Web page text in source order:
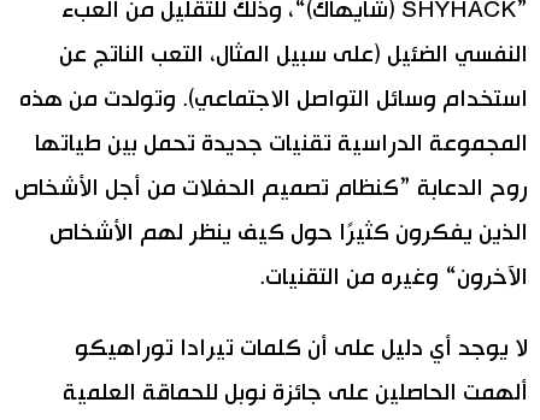
”SHYHACK (شايهاك)“، وذلك للتقليل من العبء
النفسي الضئيل (على سبيل المثال، التعب الناتج عن
استخدام وسائل التواصل الاجتماعي). وتولدت من هذه
المجموعة الدراسية تقنيات جديدة تحمل بين طياتها
روح الدعابة ”كنظام تصميم الحفلات من أجل الأشخاص
الذين يفكرون كثيرًا حول كيف ينظر لهم الأشخاص
الآخرون“ وغيره من التقنيات.
لا يوجد أي دليل على أن كلمات تيرادا توراهيكو
ألهمت الحاصلين على جائزة نوبل للحماقة العلمية